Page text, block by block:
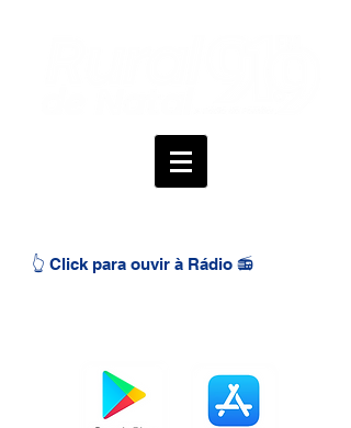
👆 Click para ouvir à Rádio 📻